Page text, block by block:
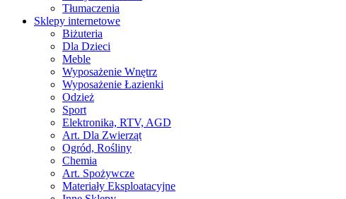
Tłumaczenia
Sklepy internetowe
Biżuteria
Dla Dzieci
Meble
Wyposażenie Wnętrz
Wyposażenie Łazienki
Odzież
Sport
Elektronika, RTV, AGD
Art. Dla Zwierząt
Ogród, Rośliny
Chemia
Art. Spożywcze
Materiały Eksploatacyjne